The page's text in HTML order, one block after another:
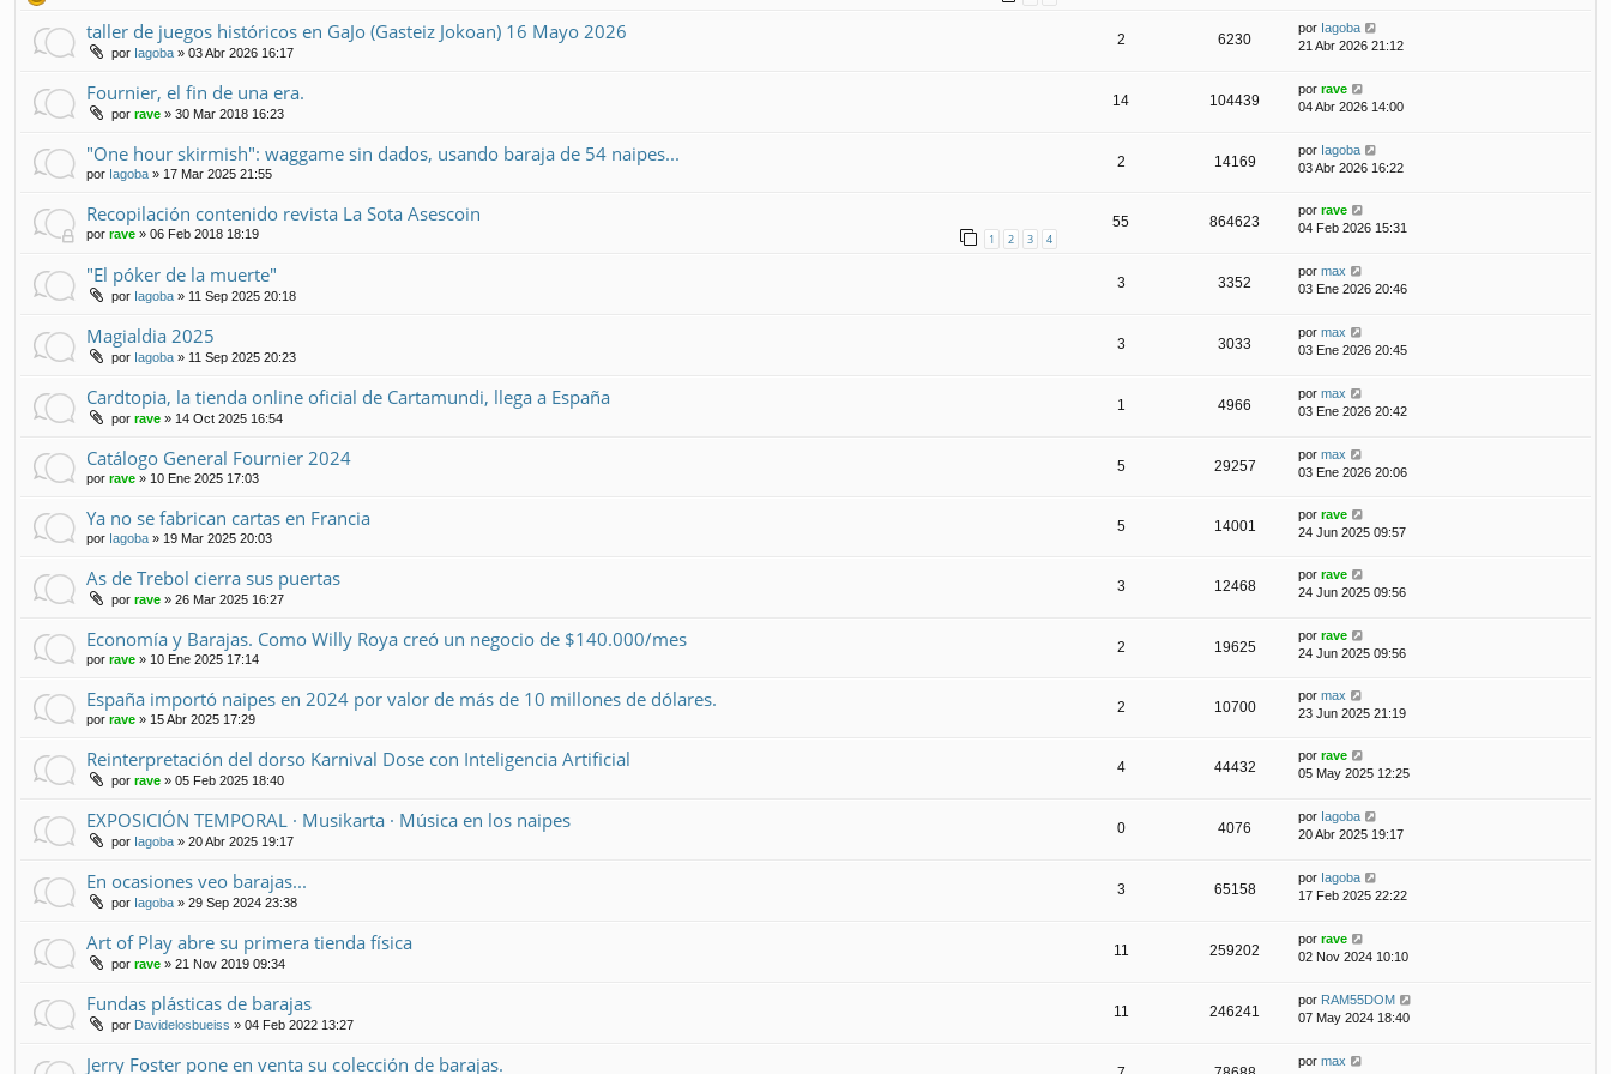
taller de juegos históricos en GaJo (Gasteiz Jokoan) 16 Mayo 2026
por Iagoba » 03 Abr 2026 16:17
2 6230
por Iagoba
21 Abr 2026 21:12
Fournier, el fin de una era.
por rave » 30 Mar 2018 16:23
14 104439
por rave
04 Abr 2026 14:00
"One hour skirmish": waggame sin dados, usando baraja de 54 naipes...
por Iagoba » 17 Mar 2025 21:55
2 14169
por Iagoba
03 Abr 2026 16:22
Recopilación contenido revista La Sota Asescoin
por rave » 06 Feb 2018 18:19 1 2 3 4
55 864623
por rave
04 Feb 2026 15:31
"El póker de la muerte"
por Iagoba » 11 Sep 2025 20:18
3 3352
por max
03 Ene 2026 20:46
Magialdia 2025
por Iagoba » 11 Sep 2025 20:23
3 3033
por max
03 Ene 2026 20:45
Cardtopia, la tienda online oficial de Cartamundi, llega a España
por rave » 14 Oct 2025 16:54
1 4966
por max
03 Ene 2026 20:42
Catálogo General Fournier 2024
por rave » 10 Ene 2025 17:03
5 29257
por max
03 Ene 2026 20:06
Ya no se fabrican cartas en Francia
por Iagoba » 19 Mar 2025 20:03
5 14001
por rave
24 Jun 2025 09:57
As de Trebol cierra sus puertas
por rave » 26 Mar 2025 16:27
3 12468
por rave
24 Jun 2025 09:56
Economía y Barajas. Como Willy Roya creó un negocio de $140.000/mes
por rave » 10 Ene 2025 17:14
2 19625
por rave
24 Jun 2025 09:56
España importó naipes en 2024 por valor de más de 10 millones de dólares.
por rave » 15 Abr 2025 17:29
2 10700
por max
23 Jun 2025 21:19
Reinterpretación del dorso Karnival Dose con Inteligencia Artificial
por rave » 05 Feb 2025 18:40
4 44432
por rave
05 May 2025 12:25
EXPOSICIÓN TEMPORAL · Musikarta · Música en los naipes
por Iagoba » 20 Abr 2025 19:17
0 4076
por Iagoba
20 Abr 2025 19:17
En ocasiones veo barajas...
por Iagoba » 29 Sep 2024 23:38
3 65158
por Iagoba
17 Feb 2025 22:22
Art of Play abre su primera tienda física
por rave » 21 Nov 2019 09:34
11 259202
por rave
02 Nov 2024 10:10
Fundas plásticas de barajas
por Davidelosbueiss » 04 Feb 2022 13:27
11 246241
por RAM55DOM
07 May 2024 18:40
Jerry Foster pone en venta su colección de barajas. por max